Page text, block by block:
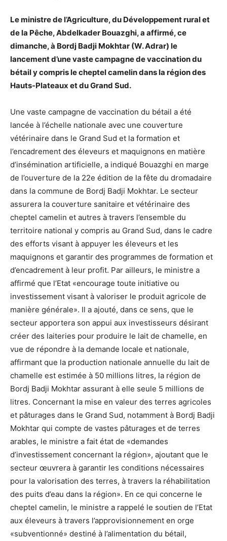
Le ministre de l’Agriculture, du Développement rural et
de la Pêche, Abdelkader Bouazghi, a affirmé, ce
dimanche, à Bordj Badji Mokhtar (W. Adrar) le
lancement d’une vaste campagne de vaccination du
bétail y compris le cheptel camelin dans la région des
Hauts-Plateaux et du Grand Sud.
Une vaste campagne de vaccination du bétail a été
lancée à l’échelle nationale avec une couverture
vétérinaire dans le Grand Sud et la formation et
l’encadrement des éleveurs et maquignons en matière
d’insémination artificielle, a indiqué Bouazghi en marge
de l’ouverture de la 22e édition de la fête du dromadaire
dans la commune de Bordj Badji Mokhtar. Le secteur
assurera la couverture sanitaire et vétérinaire des
cheptel camelin et autres à travers l’ensemble du
territoire national y compris au Grand Sud, dans le cadre
des efforts visant à appuyer les éleveurs et les
maquignons et garantir des programmes de formation et
d’encadrement à leur profit. Par ailleurs, le ministre a
affirmé que l’Etat «encourage toute initiative ou
investissement visant à valoriser le produit agricole de
manière générale». Il a ajouté, dans ce sens, que le
secteur apportera son appui aux investisseurs désirant
créer des laiteries pour produire le lait de chamelle, en
vue de répondre à la demande locale et nationale,
affirmant que la production nationale annuelle du lait de
chamelle est estimée à 50 millions litres, la région de
Bordj Badji Mokhtar assurant à elle seule 5 millions de
litres. Concernant la mise en valeur des terres agricoles
et pâturages dans le Grand Sud, notamment à Bordj Badji
Mokhtar qui compte de vastes pâturages et de terres
arables, le ministre a fait état de «demandes
d’investissement concernant la région», ajoutant que le
secteur œuvrera à garantir les conditions nécessaires
pour la valorisation des terres, à travers la réhabilitation
des puits d’eau dans la région». En ce qui concerne le
cheptel camelin, le ministre a rappelé le soutien de l’Etat
aux éleveurs à travers l’approvisionnement en orge
«subventionné» destiné à l’alimentation du bétail,